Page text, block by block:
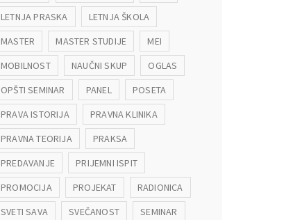
LETNJA PRASKA
LETNJA ŠKOLA
MASTER
MASTER STUDIJE
MEI
MOBILNOST
NAUČNI SKUP
OGLAS
OPŠTI SEMINAR
PANEL
POSETA
PRAVA ISTORIJA
PRAVNA KLINIKA
PRAVNA TEORIJA
PRAKSA
PREDAVANJE
PRIJEMNI ISPIT
PROMOCIJA
PROJEKAT
RADIONICA
SVETI SAVA
SVEČANOST SEMINAR